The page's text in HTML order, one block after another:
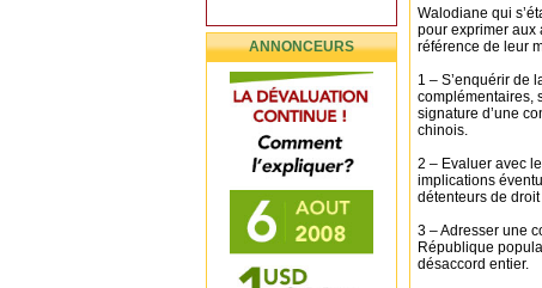
ANNONCEURS
Walodiane qui
pour exprimer aux
référence de leur
1 – S’enquérir de
complémentaires,
signature d’une
chinois.
2 – Evaluer avec
implications
détenteurs de
3 – Adresser une
République
désaccord entier.